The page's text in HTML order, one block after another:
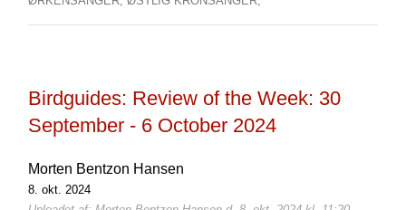
Birdguides: Review of the Week: 30
September - 6 October 2024
Morten Bentzon Hansen
8. okt. 2024